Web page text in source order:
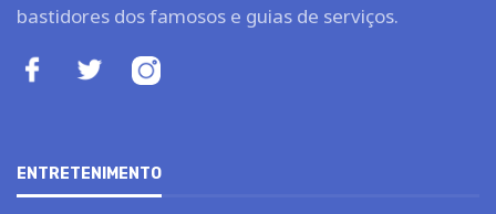
bastidores dos famosos e guias de serviços.
ENTRETENIMENTO